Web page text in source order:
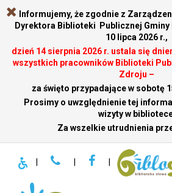
Informujemy, że zgodnie z
Dyrektora Biblioteki Publicznej
10 lipca 2026 r.,
dzień 14 sierpnia 2026 r. ustala się
wszystkich pracowników Biblioteki
Zdroju –
za święto przypadające w sobotę
Prosimy o uwzględnienie tej
wizyty w
Za wszelkie utrudnienia